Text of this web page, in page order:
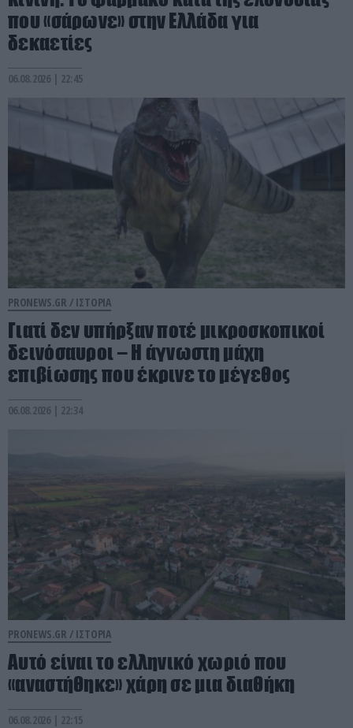
που «σάρωνε» στην Ελλάδα για
δεκαετίες
06.08.2026 | 22:45
PRONEWS.GR / ΙΣΤΟΡΙΑ
Γιατί δεν υπήρξαν ποτέ μικροσκοπικοί
δεινόσαυροι – Η άγνωστη μάχη
επιβίωσης που έκρινε το μέγεθος
06.08.2026 | 22:34
PRONEWS.GR / ΙΣΤΟΡΙΑ
Αυτό είναι το ελληνικό χωριό που
«αναστήθηκε» χάρη σε μια διαθήκη
06.08.2026 | 22:15